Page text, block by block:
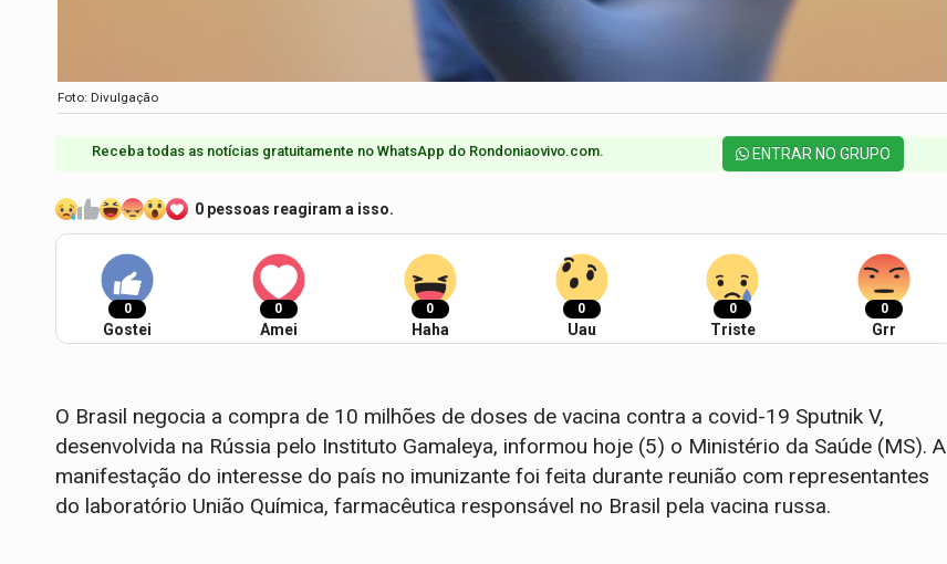
Foto: Divulgação
Receba todas as notícias gratuitamente no WhatsApp do Rondoniaovivo.com.​ ENTRAR NO GRUPO
0 pessoas reagiram a isso.
0
Gostei
0
Amei
0
Haha
0
Uau
0
Triste
0
Grr
O Brasil negocia a compra de 10 milhões de doses de vacina contra a covid-19 Sputnik V,
desenvolvida na Rússia pelo Instituto Gamaleya, informou hoje (5) o Ministério da Saúde (MS). A
manifestação do interesse do país no imunizante foi feita durante reunião com representantes
do laboratório União Química, farmacêutica responsável no Brasil pela vacina russa.